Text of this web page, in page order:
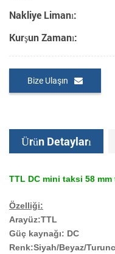
Nakliye Limanı:
Kurşun Zamanı:
Bize Ulaşın
Ürün Detayları
TTL DC mini taksi 58 mm
Özelliği:
Arayüz:TTL
Güç kaynağı: DC
Renk:Siyah/Beyaz/